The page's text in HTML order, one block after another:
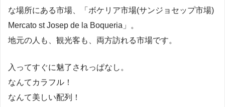
な場所にある市場、「ボケリア市場(サンジョセップ市場)
Mercato st Josep de la Boqueria」。
地元の人も、観光客も、両方訪れる市場です。
入ってすぐに魅了されっぱなし。
なんてカラフル！
なんて美しい配列！